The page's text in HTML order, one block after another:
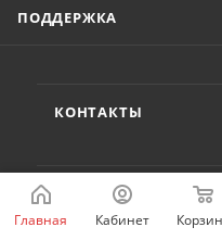
ПОДДЕРЖКА
КОНТАКТЫ
8
Главная Кабинет